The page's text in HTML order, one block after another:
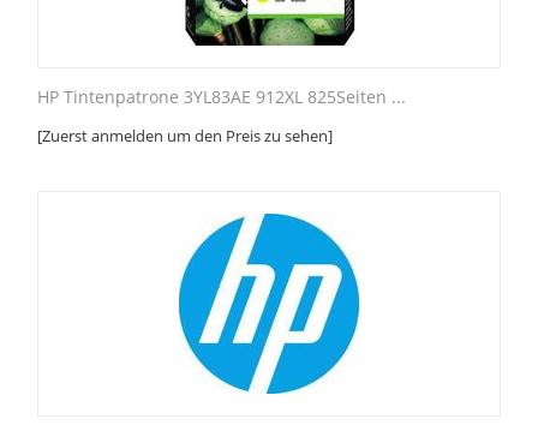
HP Tintenpatrone 3YL83AE 912XL 825Seiten ...
[Zuerst anmelden um den Preis zu sehen]